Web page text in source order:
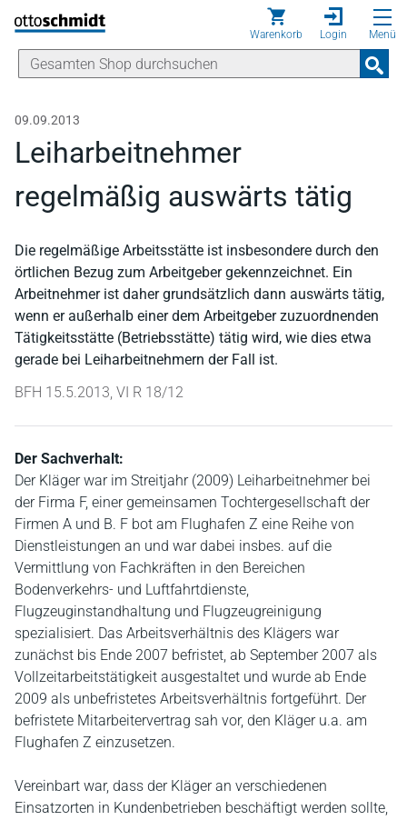
Direkt zum Inhalt
Warenkorb Login Menü
09.09.2013
Leiharbeitnehmer
regelmäßig auswärts tätig
Die regelmäßige Arbeitsstätte ist insbesondere durch den
örtlichen Bezug zum Arbeitgeber gekennzeichnet. Ein
Arbeitnehmer ist daher grundsätzlich dann auswärts tätig,
wenn er außerhalb einer dem Arbeitgeber zuzuordnenden
Tätigkeitsstätte (Betriebsstätte) tätig wird, wie dies etwa
gerade bei Leiharbeitnehmern der Fall ist.
BFH 15.5.2013, VI R 18/12
Der Sachverhalt:
Der Kläger war im Streitjahr (2009) Leiharbeitnehmer bei
der Firma F, einer gemeinsamen Tochtergesellschaft der
Firmen A und B. F bot am Flughafen Z eine Reihe von
Dienstleistungen an und war dabei insbes. auf die
Vermittlung von Fachkräften in den Bereichen
Bodenverkehrs- und Luftfahrtdienste,
Flugzeuginstandhaltung und Flugzeugreinigung
spezialisiert. Das Arbeitsverhältnis des Klägers war
zunächst bis Ende 2007 befristet, ab September 2007 als
Vollzeitarbeitstätigkeit ausgestaltet und wurde ab Ende
2009 als unbefristetes Arbeitsverhältnis fortgeführt. Der
befristete Mitarbeitervertrag sah vor, den Kläger u.a. am
Flughafen Z einzusetzen.
Vereinbart war, dass der Kläger an verschiedenen
Einsatzorten in Kundenbetrieben beschäftigt werden sollte,